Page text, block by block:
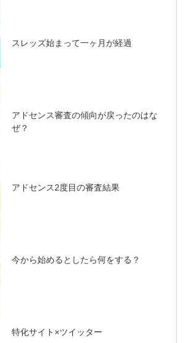
スレッズ始まって一ヶ月が経過
アドセンス審査の傾向が戻ったのはな
ぜ？
アドセンス2度目の審査結果
今から始めるとしたら何をする？
特化サイト×ツイッター